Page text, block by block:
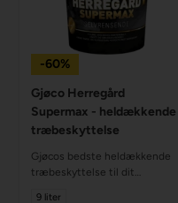
-60%
Gjøco Herregård
Supermax - heldækkende
træbeskyttelse
Gjøcos bedste heldækkende
træbeskyttelse til dit
9 liter